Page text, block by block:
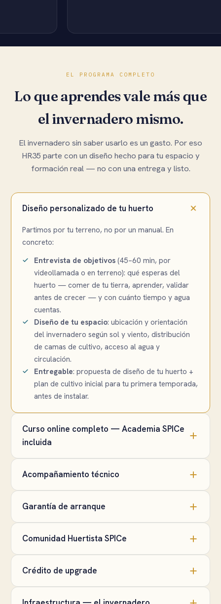
EL PROGRAMA COMPLETO
Lo que aprendes vale más que
el invernadero mismo.
El invernadero sin saber usarlo es un gasto. Por eso
HR35 parte con un diseño hecho para tu espacio y
formación real — no con una entrega y listo.
Diseño personalizado de tu huerto
Partimos por tu terreno, no por un manual. En
concreto:
Entrevista de objetivos (45–60 min, por
videollamada o en terreno): qué esperas del
huerto — comer de tu tierra, aprender, validar
antes de crecer — y con cuánto tiempo y agua
cuentas.
Diseño de tu espacio: ubicación y orientación
del invernadero según sol y viento, distribución
de camas de cultivo, acceso al agua y
circulación.
Entregable: propuesta de diseño de tu huerto +
plan de cultivo inicial para tu primera temporada,
antes de instalar.
Curso online completo — Academia SPICe
incluida
Acompañamiento técnico
Garantía de arranque
Comunidad Huertista SPICe
Crédito de upgrade